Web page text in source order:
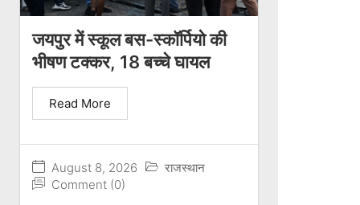
जयपुर में स्कूल बस-स्कॉर्पियो की
भीषण टक्कर, 18 बच्चे घायल
August 8, 2026
राजस्थान
Comment (0)
Read More